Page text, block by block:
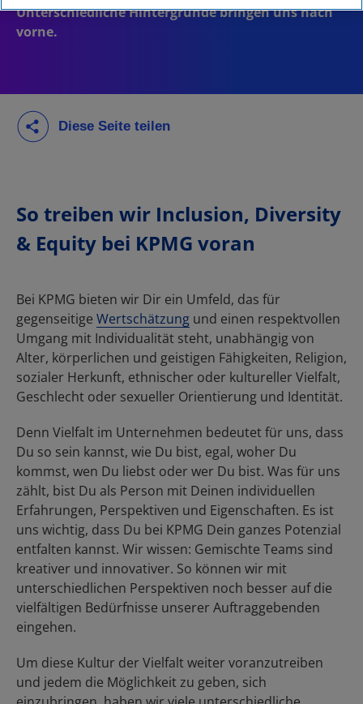
So treiben wir Inclusion, Diversity
& Equity bei KPMG voran